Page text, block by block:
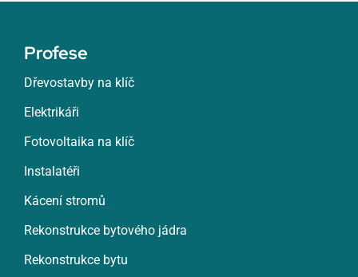
Profese
Dřevostavby na klíč
Elektrikáři
Fotovoltaika na klíč
Instalatéři
Kácení stromů
Rekonstrukce bytového jádra
Rekonstrukce bytu